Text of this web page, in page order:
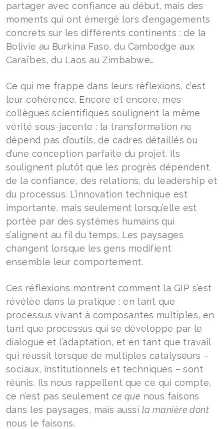
partager avec confiance au début, mais des
moments qui ont émergé lors d’engagements
concrets sur les différents continents : de la
Bolivie au Burkina Faso, du Cambodge aux
Caraïbes, du Laos au Zimbabwe…
Ce qui me frappe dans leurs réflexions, c’est
leur cohérence. Encore et encore, mes
collègues scientifiques soulignent la même
vérité sous-jacente : la transformation ne
dépend pas d’outils, de cadres détaillés ou
d’une conception parfaite du projet. Ils
soulignent plutôt que les progrès dépendent
de la confiance, des relations, du leadership et
du processus. L’innovation technique est
importante, mais seulement lorsqu’elle est
portée par des systèmes humains qui
s’alignent au fil du temps. Les paysages
changent lorsque les gens modifient
ensemble leur comportement.
Ces réflexions montrent comment la GIP s’est
révélée dans la pratique : en tant que
processus vivant à composantes multiples, en
tant que processus qui se développe par le
dialogue et l’adaptation, et en tant que travail
qui réussit lorsque de multiples catalyseurs –
sociaux, institutionnels et techniques – sont
réunis. Ils nous rappellent que ce qui compte,
ce n’est pas seulementce que nous faisons
dans les paysages, mais aussi la manière dont
nous le faisons.